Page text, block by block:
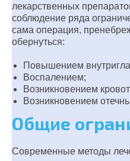
лекарственных
соблюдение ряда
сама операция,
обернуться:
Повышением
Воспалением;
Возникновением
Возникновением
Общие
Современные методы